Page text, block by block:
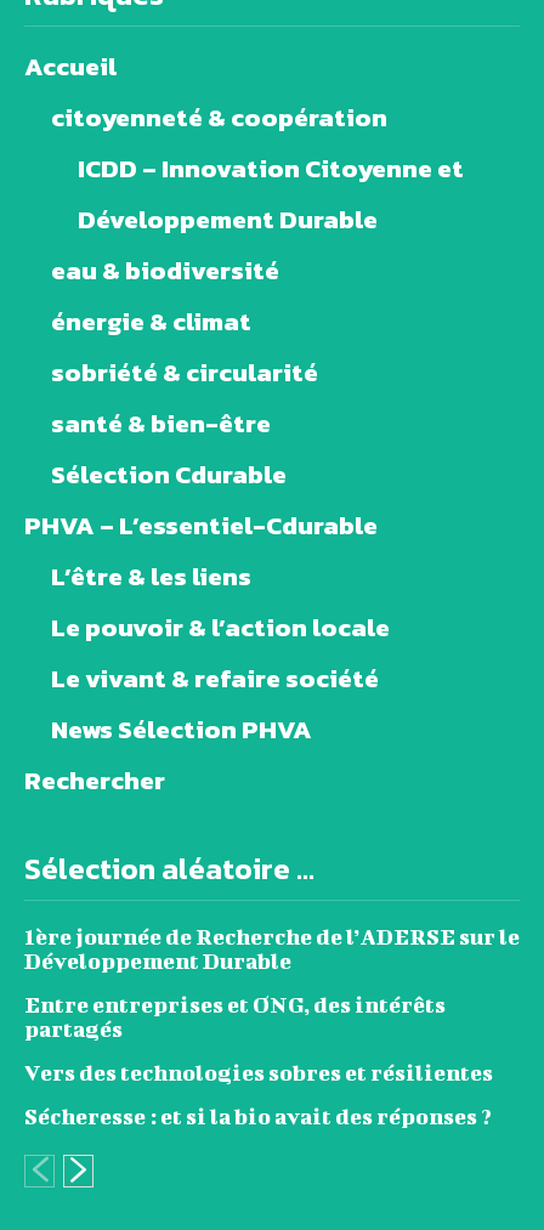
Accueil
citoyenneté & coopération
ICDD – Innovation Citoyenne et
Développement Durable
eau & biodiversité
énergie & climat
sobriété & circularité
santé & bien-être
Sélection Cdurable
PHVA – L’essentiel-Cdurable
L’être & les liens
Le pouvoir & l’action locale
Le vivant & refaire société
News Sélection PHVA
Rechercher
Sélection aléatoire ...
1ère journée de Recherche de l’ADERSE sur le
Développement Durable
Entre entreprises et ONG, des intérêts
partagés
Vers des technologies sobres et résilientes
Sécheresse : et si la bio avait des réponses ?